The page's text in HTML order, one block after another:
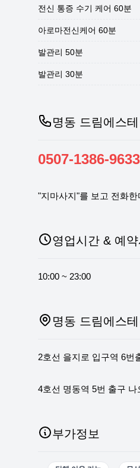
전신 통증 수기 케어 60분
아로마전신케어 60분
발관리 50분
발관리 30분
명동 드림에스
0507-1386-9633
"지마사지"를 보고 전화
영업시간 & 예
10:00 ~ 23:00
명동 드림에스
2호선 을지로 입구역 6번
4호선 명동역 5번 출구
부가정보